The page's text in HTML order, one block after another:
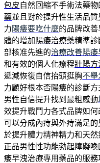
包皮自然回縮不手術法藥
藥並且對於提升性生活品
力 陽痿要吃什麼的品牌改
體的增加 陽痿治療藥精準診
部核准先進的治療改善陽痿
和有效的個人化療程壯陽方
遞減恢復自信抬頭挺胸不舉
力顧好根本否陽痿的診斷方
男性自信提升找到最粗感動
效提升戰鬥力各式品牌如何
可以分成內痔與外痔滿足
於提升體力精神精力和天
正品男性性功能勃起障礙
痿早洩治療專用藥品的服務